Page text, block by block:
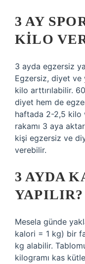
3 AY
KILO
3 ayda egzersiz
Egzersiz, diyet ve
kilo arttırılabilir.
diyet hem de
haftada 2-2,5 kilo
rakamı 3 aya
kişi egzersiz ve
verebilir.
3 AYDA
YAPILIR?
Mesela günde
kalori = 1 kg) bir
kg alabilir.
kilogramı kas